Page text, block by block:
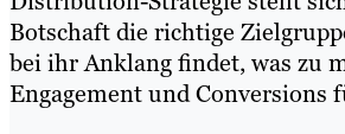
Botschaft die richtige
bei ihr Anklang findet, was zu
Engagement und Conversions